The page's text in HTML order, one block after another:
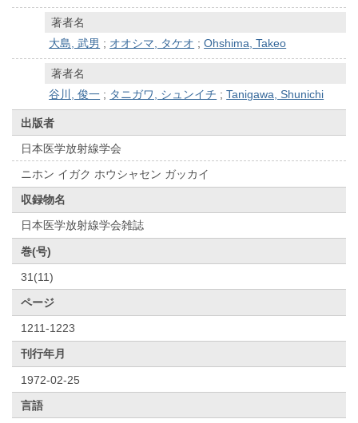
著者名
大島, 武男 ; オオシマ, タケオ ;Ohshima, Takeo
著者名
谷川, 俊一 ; タニガワ, シュンイチ ;Tanigawa, Shunichi
出版者
日本医学放射線学会
ニホン イガク ホウシャセン ガッカイ
収録物名
日本医学放射線学会雑誌
巻(号)
31(11)
ページ
1211-1223
刊行年月
1972-02-25
言語